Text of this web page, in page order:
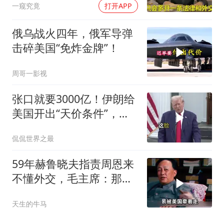
一窥究竟 打开APP
俄乌战火四年，俄军导弹
击碎美国“免炸金牌”！
周哥一影视
张口就要3000亿！伊朗给
美国开出“天价条件”，特
侃侃世界之最
59年赫鲁晓夫指责周恩来
不懂外交，毛主席：那我
天生的牛马